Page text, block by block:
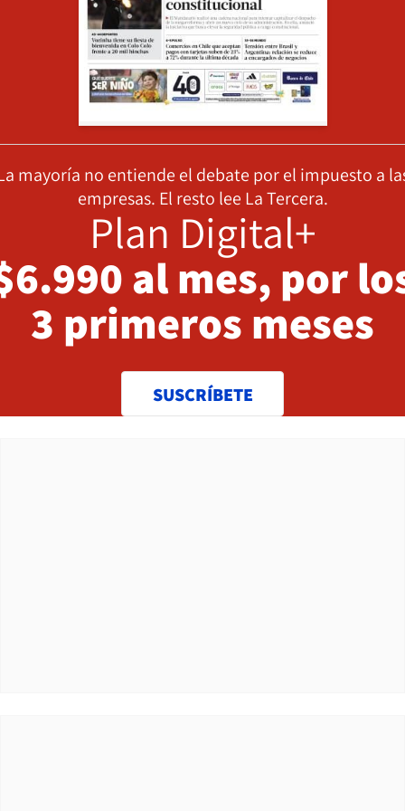
mayoría no entiende el debate por el impuesto a
empresas. El resto lee La Tercera.
Plan Digital+
al mes, por
3 primeros meses
SUSCRÍBETE